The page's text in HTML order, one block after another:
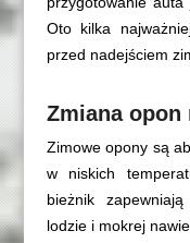
Oto kilka
przed nadejściem
Zmiana opon
Zimowe opony są
w niskich
bieżnik
lodzie i mokrej